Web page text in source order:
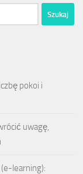
pokoi i
uwagę,
learning):